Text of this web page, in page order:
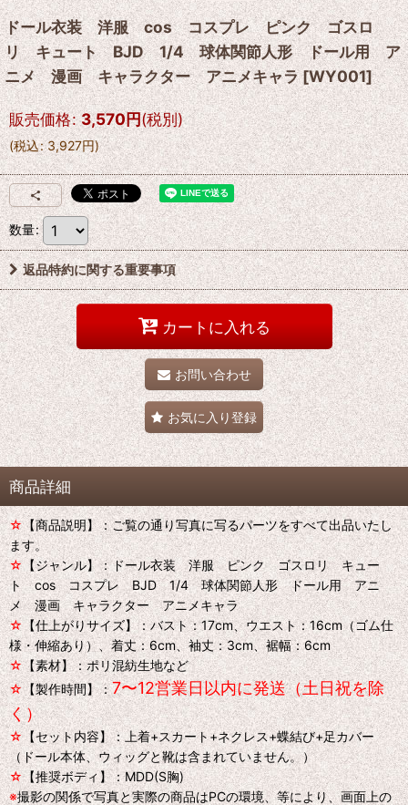
ドール衣装 洋服 cos コスプレ ピンク ゴスロ
リ キュート BJD 1/4 球体関節人形 ドール用 ア
ニメ 漫画 キャラクター アニメキャラ[WY001]
販売価格: 3,570円(税別)
(税込: 3,927円)
数量:
返品特約に関する重要事項
カートに入れる
お問い合わせ
お気に入り登録
商品詳細
☆【商品説明】：ご覧の通り写真に写るパーツをすべて出品いたし
ます。
☆【ジャンル】：ドール衣装 洋服 ピンク ゴスロリ キュー
ト cos コスプレ BJD 1/4 球体関節人形 ドール用 アニ
メ 漫画 キャラクター アニメキャラ
☆ 【仕上がりサイズ】：バスト：17cm、ウエスト：16cm（ゴム仕
様・伸縮あり）、着丈：6cm、袖丈：3cm、裾幅：6cm
☆【素材】：ポリ混紡生地など
☆【製作時間】：7〜12営業日以内に発送（土日祝を除
く）
☆【セット内容】：上着+スカート+ネクレス+蝶結び+足カバー
（ドール本体、ウィッグと靴は含まれていません。）
☆【推奨ボディ】：MDD(S胸)
※撮影の関係で写真と実際の商品はPCの環境、等により、画面上の